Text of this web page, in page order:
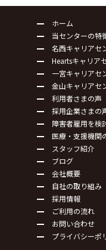
ホーム
当センターの特
名西キャリアセ
Heartsキャリア
一宮キャリアセ
金山キャリアセ
利用者さまの声
採用企業さまの
障害者雇用を検
医療・支援機関
スタッフ紹介
ブログ
会社概要
自社の取り組み
採用情報
ご利用の流れ
お問い合わせ
プライバシーポ